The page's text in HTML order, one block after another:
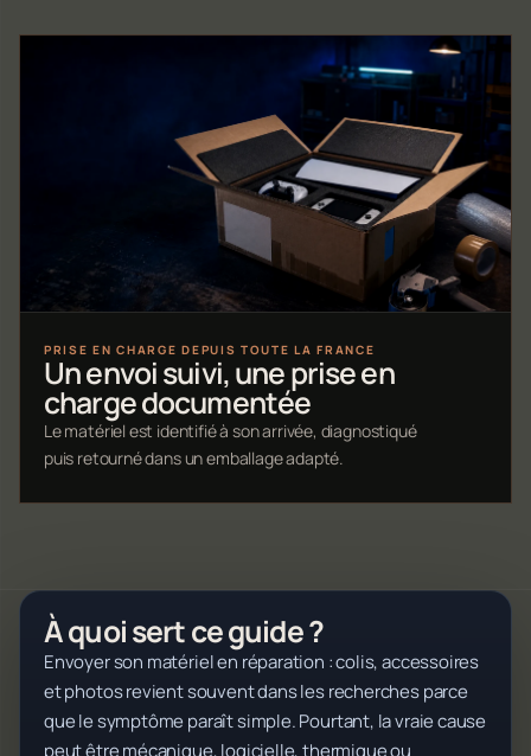
PRISE EN CHARGE DEPUIS TOUTE LA FRANCE
Un envoi suivi, une prise en
charge documentée
Le matériel est identifié à son arrivée, diagnostiqué
puis retourné dans un emballage adapté.
À quoi sert ce guide ?
Envoyer son matériel en réparation : colis, accessoires
et photos revient souvent dans les recherches parce
que le symptôme paraît simple. Pourtant, la vraie cause
peut être mécanique, logicielle, thermique ou